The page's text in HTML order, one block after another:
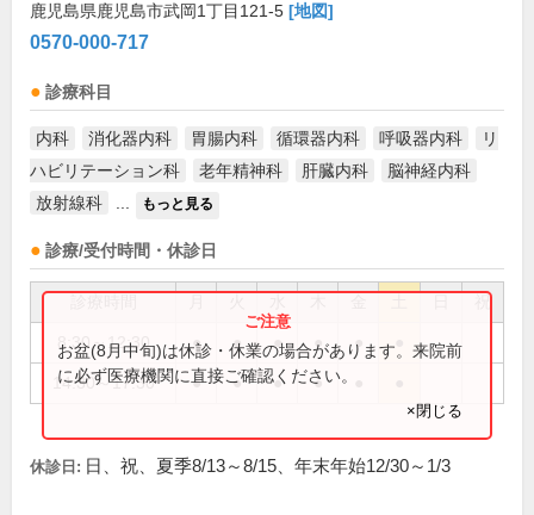
鹿児島県鹿児島市武岡1丁目121-5 [地図]
0570-000-717
診療科目
内科 消化器内科 胃腸内科 循環器内科 呼吸器内科
リ
ハビリテーション科
老年精神科 肝臓内科
脳神経内科
放射線科
もっと見る
診療/受付時間・休診日
祝
8:30～12:30 ● ● ● ● ●
14:30～17:30 ● ● ● ●
お盆(8月中旬)は休診・休業の場合があります。来院前
に必ず医療機関に直接ご確認ください。
×閉じる
休診日: 日、祝、夏季8/13～8/15、年末年始12/30～1/3